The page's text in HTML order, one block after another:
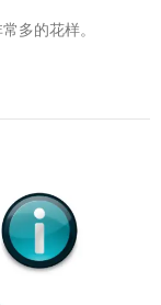
多的花样。